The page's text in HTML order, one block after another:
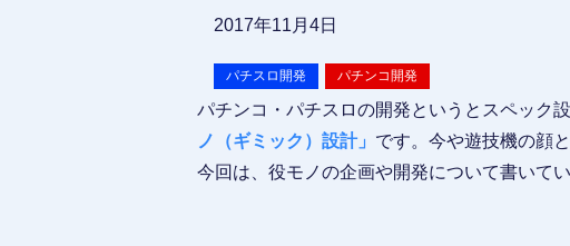
2017年11月4日
パチスロ開発 パチンコ開発
パチンコ・パチスロの開発というとスペック
ノ（ギミック）設計」 です。今や遊技機の顔
今回は、役モノの企画や開発について書いてい